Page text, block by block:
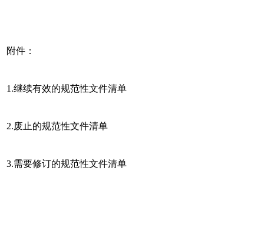
附件：
1.继续有效的规范性文件清单
2.废止的规范性文件清单
3.需要修订的规范性文件清单